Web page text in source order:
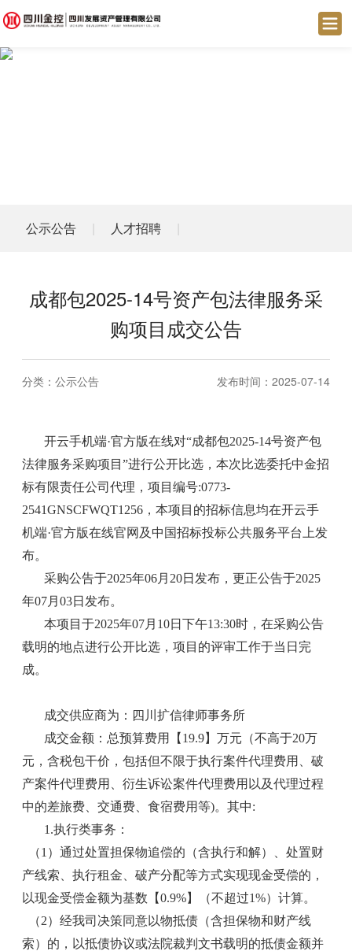
公示公告 | 人才招聘 |
成都包2025-14号资产包法律服务采
购项目成交公告
发布时间：2025-07-14
分类：公示公告
开云手机端·官方版在线对“成都包2025-14号资产包
法律服务采购项目”进行公开比选，本次比选委托中金招
标有限责任公司代理，项目编号:0773-
2541GNSCFWQT1256，本项目的招标信息均在开云手
机端·官方版在线官网及中国招标投标公共服务平台上发
布。
采购公告于2025年06月20日发布，更正公告于2025
年07月03日发布。
本项目于2025年07月10日下午13:30时，在采购公告
载明的地点进行公开比选，项目的评审工作于当日完
成。
成交供应商为：四川扩信律师事务所
成交金额：总预算费用【19.9】万元（不高于20万
元，含税包干价，包括但不限于执行案件代理费用、破
产案件代理费用、衍生诉讼案件代理费用以及代理过程
中的差旅费、交通费、食宿费用等)。其中:
1.执行类事务：
（1）通过处置担保物追偿的（含执行和解）、处置财
产线索、执行租金、破产分配等方式实现现金受偿的，
以现金受偿金额为基数【0.9%】（不超过1%）计算。
（2）经我司决策同意以物抵债（含担保物和财产线
索）的，以抵债协议或法院裁判文书载明的抵债金额并